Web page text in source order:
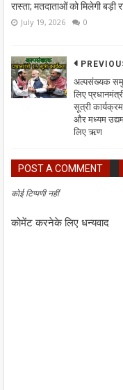
रास्ता; मतदाताओं को मिलेगी बड़ी
July 19, 2026 0
अल्पसंख्यक
लिए
सूत्री
और मध्यम
लिए ऋण
POST A COMMENT
कोई टिप्पणी नहीं
कोमेंट करनेके लिए धन्यवाद